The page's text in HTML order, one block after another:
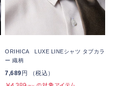
ORIHICA LUXE LINEシャツ タブカラ
ー 織柄
7,689 円 （税込）